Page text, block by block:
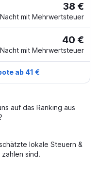
38 €
mit Mehrwertsteuer
40 €
mit Mehrwertsteuer
ab 41 €
auf das Ranking aus
lokale Steuern &
sind.